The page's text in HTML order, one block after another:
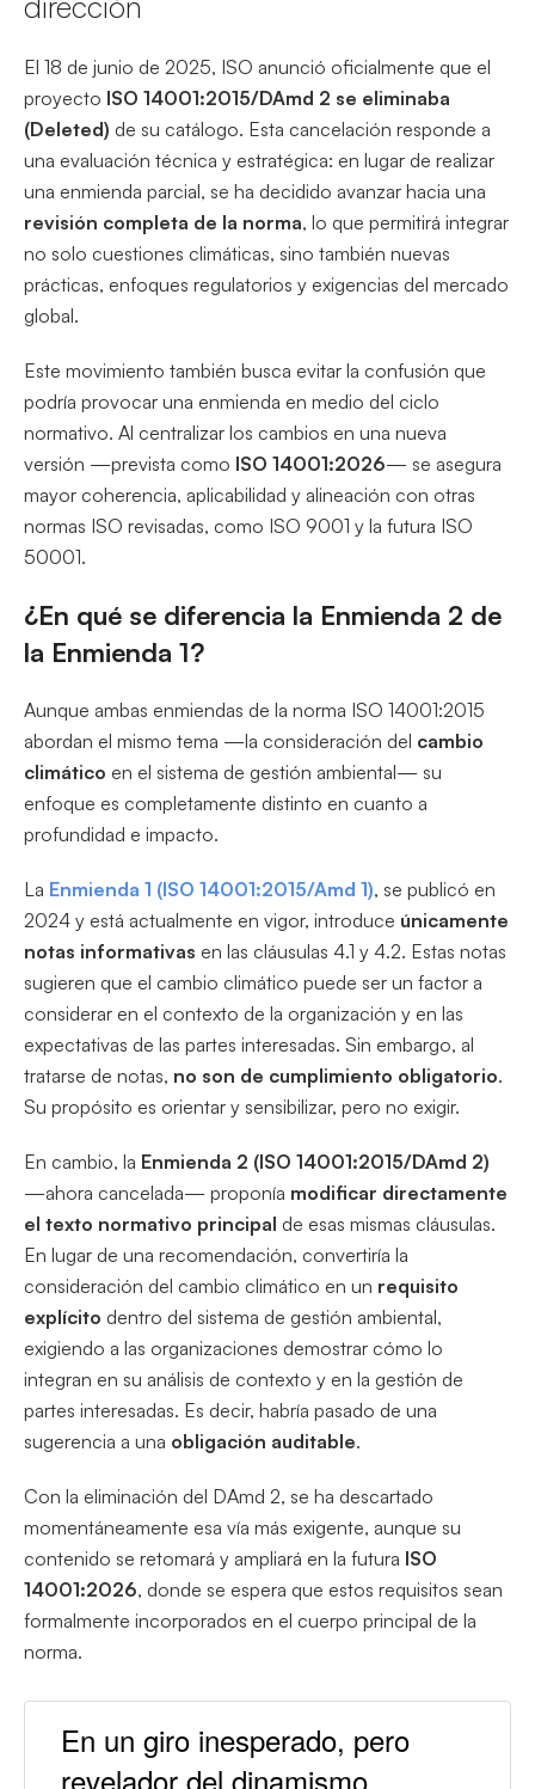
El 18 de junio de 2025, ISO anunció oficialmente que el
proyecto ISO 14001:2015/DAmd 2 se eliminaba
(Deleted) de su catálogo. Esta cancelación responde a
una evaluación técnica y estratégica: en lugar de realizar
una enmienda parcial, se ha decidido avanzar hacia una
revisión completa de la norma, lo que permitirá integrar
no solo cuestiones climáticas, sino también nuevas
prácticas, enfoques regulatorios y exigencias del mercado
global.
Este movimiento también busca evitar la confusión que
podría provocar una enmienda en medio del ciclo
normativo. Al centralizar los cambios en una nueva
versión —prevista como ISO 14001:2026— se asegura
mayor coherencia, aplicabilidad y alineación con otras
normas ISO revisadas, como ISO 9001 y la futura ISO
50001.
¿En qué se diferencia la Enmienda 2 de
la Enmienda 1?
Aunque ambas enmiendas de la norma ISO 14001:2015
abordan el mismo tema —la consideración del cambio
climático en el sistema de gestión ambiental— su
enfoque es completamente distinto en cuanto a
profundidad e impacto.
La Enmienda 1 (ISO 14001:2015/Amd 1), se publicó en
2024 y está actualmente en vigor, introduce únicamente
notas informativas en las cláusulas 4.1 y 4.2. Estas notas
sugieren que el cambio climático puede ser un factor a
considerar en el contexto de la organización y en las
expectativas de las partes interesadas. Sin embargo, al
tratarse de notas, no son de cumplimiento obligatorio.
Su propósito es orientar y sensibilizar, pero no exigir.
En cambio, la Enmienda 2 (ISO 14001:2015/DAmd 2)
—ahora cancelada— proponía modificar directamente
el texto normativo principal de esas mismas cláusulas.
En lugar de una recomendación, convertiría la
consideración del cambio climático en un requisito
explícito dentro del sistema de gestión ambiental,
exigiendo a las organizaciones demostrar cómo lo
integran en su análisis de contexto y en la gestión de
partes interesadas. Es decir, habría pasado de una
sugerencia a una obligación auditable.
Con la eliminación del DAmd 2, se ha descartado
momentáneamente esa vía más exigente, aunque su
contenido se retomará y ampliará en la futura ISO
14001:2026, donde se espera que estos requisitos sean
formalmente incorporados en el cuerpo principal de la
norma.
En un giro inesperado, pero
revelador del dinamismo